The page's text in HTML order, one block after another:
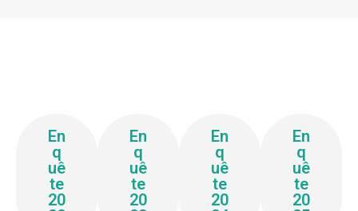
En
q
uê
te
20
En
q
uê
te
20
En
q
uê
te
20
En
q
uê
te
20